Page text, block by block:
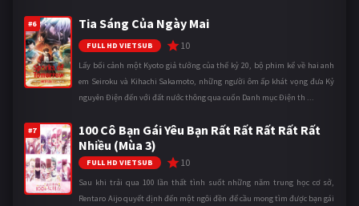
#6 Tia Sáng Của Ngày Mai
FULL HD VIETSUB 10
Lấy bối cảnh một Kyoto giả tưởng của thế kỷ 20, bộ phim kể về hai anh
em Seiroku và Kihachi Sakamoto, những người ôm ấp khát vọng đưa Kỷ
nguyên Điện đến với đất nước thông qua cuốn Danh mục Điện th ...
#7
100 Cô Bạn Gái Yêu Bạn Rất Rất Rất Rất Rất
Nhiều (Mùa 3)
FULL HD VIETSUB 10
Sau khi trải qua 100 lần thất tình suốt những năm trung học cơ sở,
Rentaro Aijo quyết định đến một ngôi đền để cầu mong tìm được bạn gái